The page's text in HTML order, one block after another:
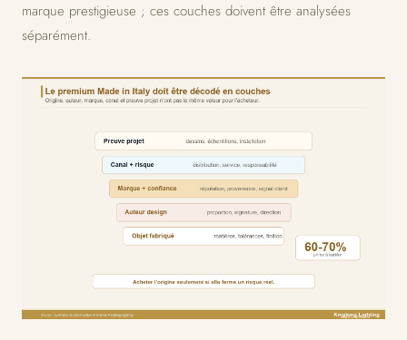
marque prestigieuse ; ces couches doivent être analysées
séparément.